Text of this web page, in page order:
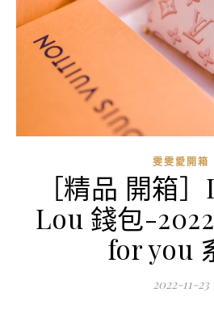
雯雯愛開箱
［精品 開箱
Lou 錢包-
for you
2022-11-23